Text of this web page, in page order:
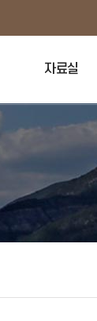
자료실